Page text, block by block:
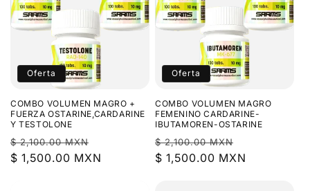
Oferta
COMBO VOLUMEN MAGRO +
FUERZA OSTARINE,CARDARINE
Y TESTOLONE
Precio
habitual
$ 2,100.00 MXN
de
$ 1,500.00 MXN
Oferta
COMBO VOLUMEN MAGRO
FEMENINO CARDARINE-
IBUTAMOREN-OSTARINE
Precio
habitual
$ 2,100.00 MXN
de
$ 1,500.00 MXN